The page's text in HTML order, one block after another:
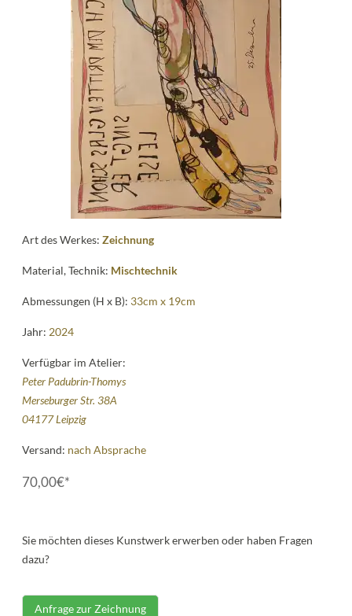
News
Kontakt
Art des Werkes:Zeichnung
Material, Technik: Mischtechnik
Abmessungen (H x B): 33cm x 19cm
Jahr: 2024
Verfügbar im Atelier:
Peter Padubrin-Thomys
Merseburger Str. 38A
04177 Leipzig
Versand: nach Absprache
70,00€*
Sie möchten dieses Kunstwerk erwerben oder haben Fragen
dazu?
Anfrage zur Zeichnung